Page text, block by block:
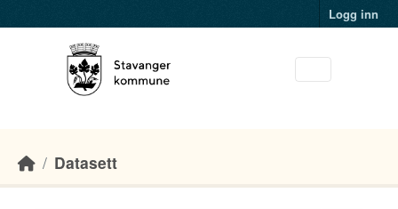
Logg inn
Datasett